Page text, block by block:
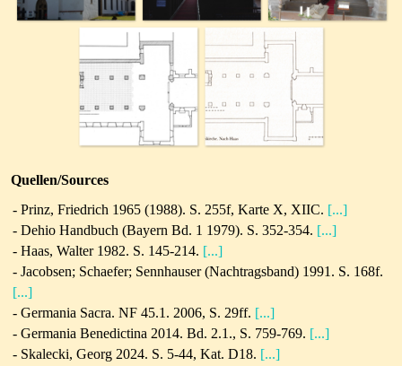
Quellen/Sources
- Prinz, Friedrich 1965 (1988). S. 255f, Karte X, XIIC. [...]
- Dehio Handbuch (Bayern Bd. 1 1979). S. 352-354. [...]
- Haas, Walter 1982. S. 145-214. [...]
- Jacobsen; Schaefer; Sennhauser (Nachtragsband) 1991. S. 168f.
[...]
- Germania Sacra. NF 45.1. 2006, S. 29ff. [...]
- Germania Benedictina 2014. Bd. 2.1., S. 759-769. [...]
- Skalecki, Georg 2024. S. 5-44, Kat. D18. [...]